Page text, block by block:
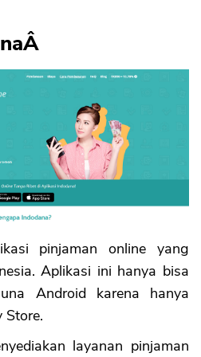
pinjaman online yang
Aplikasi ini hanya bisa
Android karena hanya
Store.
layanan pinjaman